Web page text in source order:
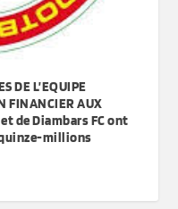
DE L’EQUIPE
FINANCIER AUX
et de Diambars FC ont
quinze-millions